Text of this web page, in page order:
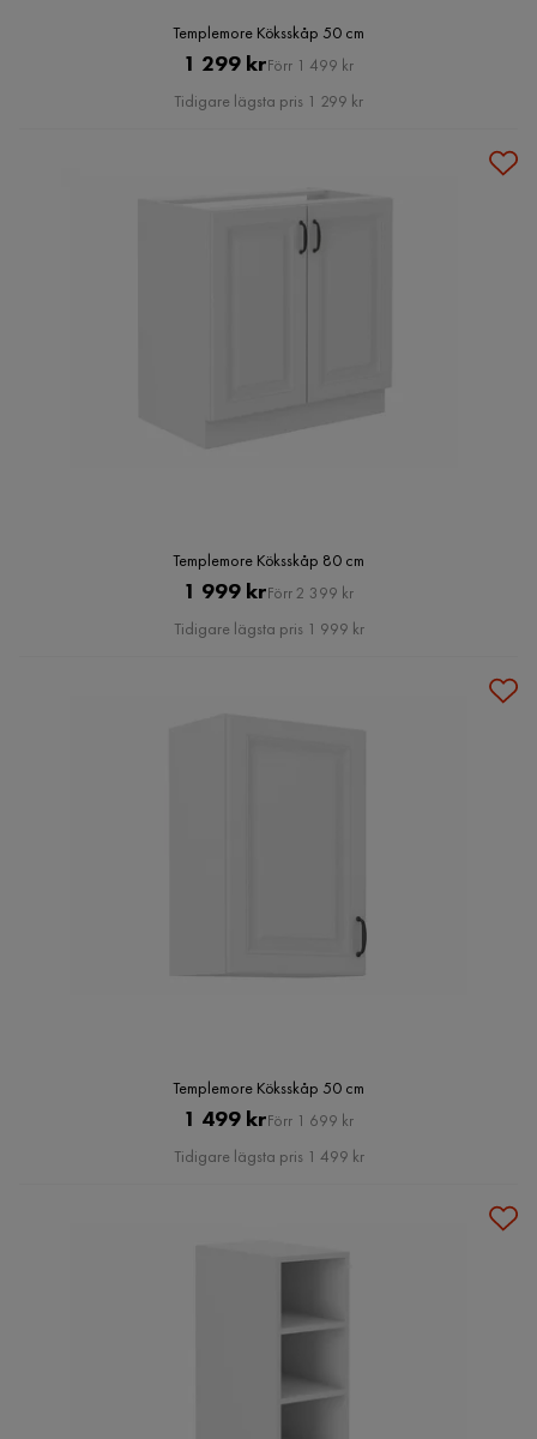
Templemore Köksskåp 50 cm
Pris
1 299 krOriginal
Pris
Förr 1 499 kr
Tidigare lägsta pris 1 299 kr
Templemore Köksskåp 80 cm
Pris
1 999 krOriginal
Pris
Förr 2 399 kr
Tidigare lägsta pris 1 999 kr
Templemore Köksskåp 50 cm
Pris
1 499 krOriginal
Pris
Förr 1 699 kr
Tidigare lägsta pris 1 499 kr